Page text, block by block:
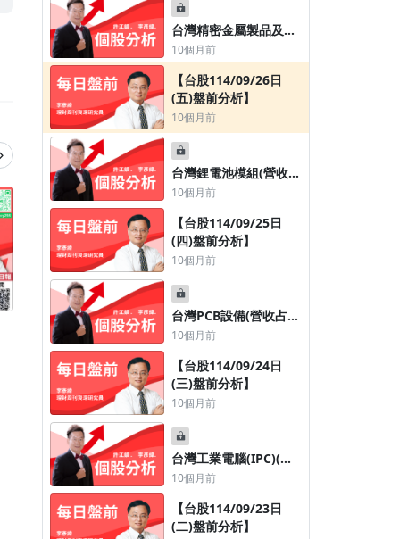
【台股114/12/ 11日 (四) 盤前分
析】
8個月前
【台股114/11/ 13日 (
8個月前
台灣精密金屬製品及加
工服務(營收占比
98.08%)廠尖點(8021)
10個月前
【台股114/09/26日
(五)盤前分析】
10個月前
台灣鋰電池模組(營收占
比100.00%)專業廠新盛
10個月前
【台股114/09/25日
(四)盤前分析】
10個月前
台灣PCB設備(營收占比
94.31%)專業廠大量
10個月前
【台股114/09/24日
(三)盤前分析】
10個月前
台灣工業電腦(IPC)(營
收占比79.63%)專業廠
10個月前
【台股114/09/23日
(二)盤前分析】